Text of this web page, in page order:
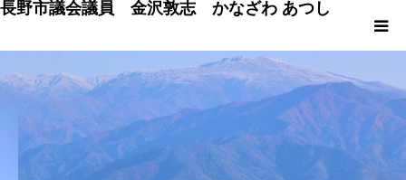
長野市議会議員 金沢敦志 かなざわ あつし
HOME
プロフィール